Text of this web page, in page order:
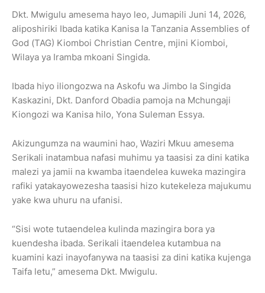
Dkt. Mwigulu amesema hayo leo, Jumapili Juni 14, 2026,
aliposhiriki Ibada katika Kanisa la Tanzania Assemblies of
God (TAG) Kiomboi Christian Centre, mjini Kiomboi,
Wilaya ya Iramba mkoani Singida.
Ibada hiyo iliongozwa na Askofu wa Jimbo la Singida
Kaskazini, Dkt. Danford Obadia pamoja na Mchungaji
Kiongozi wa Kanisa hilo, Yona Suleman Essya.
Akizungumza na waumini hao, Waziri Mkuu amesema
Serikali inatambua nafasi muhimu ya taasisi za dini katika
malezi ya jamii na kwamba itaendelea kuweka mazingira
rafiki yatakayowezesha taasisi hizo kutekeleza majukumu
yake kwa uhuru na ufanisi.
“Sisi wote tutaendelea kulinda mazingira bora ya
kuendesha ibada. Serikali itaendelea kutambua na
kuamini kazi inayofanywa na taasisi za dini katika kujenga
Taifa letu,” amesema Dkt. Mwigulu.